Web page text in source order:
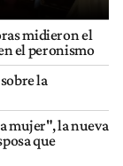
midieron el
el peronismo
la
mujer", la nueva
que